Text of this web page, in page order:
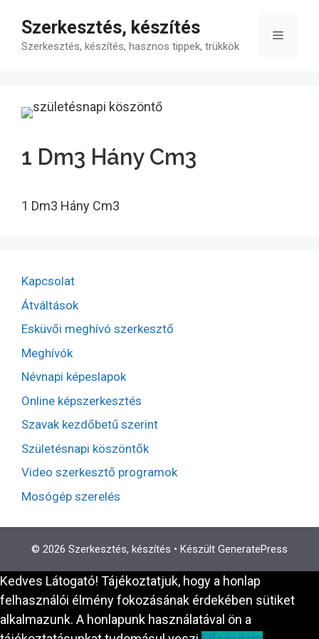
tartalomba
Szerkesztés, készítés
Szerkesztés, készítés, hasznos tippek, trükkök
Menü
1 Dm3 Hány Cm3
1 Dm3 Hány Cm3
Kapcsolat
Átváltások
Esküvői meghívó szerkesztő
Meghívók
Névnapi képeslapok
Online képszerkesztés
Szavak kezdőbetű szerint
Születésnapi köszöntők
Video szerkesztő programok
Mosógép szerelés
© 2026 Szerkesztés, készítés • Készült GeneratePress
Kedves Látogató! Tájékoztatjuk, hogy a honlap
felhasználói élmény fokozásának érdekében sütiket
alkalmazunk. A honlapunk használatával ön a